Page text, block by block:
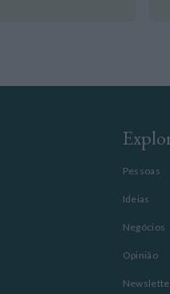
Pessoas
Ideias
Negócios
Opinião